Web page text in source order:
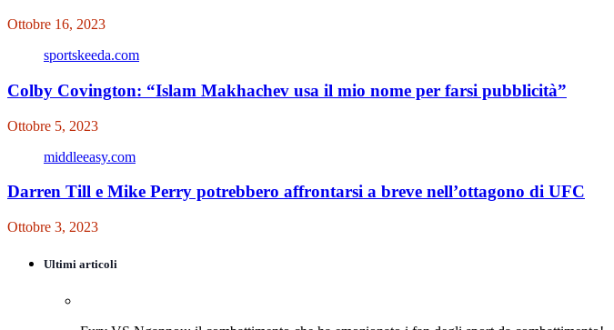
Ottobre 16, 2023
sportskeeda.com
Colby Covington: “Islam Makhachev usa il mio nome per farsi pubblicità”
Ottobre 5, 2023
middleeasy.com
Darren Till e Mike Perry potrebbero affrontarsi a breve nell’ottagono di UFC
Ottobre 3, 2023
Ultimi articoli